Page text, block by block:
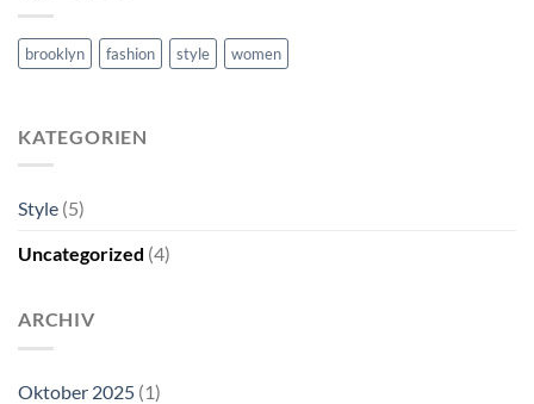
brooklyn fashion style women
KATEGORIEN
Style (5)
Uncategorized (4)
ARCHIV
Oktober 2025 (1)